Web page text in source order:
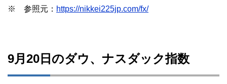
※ 参照元： https://nikkei225jp.com/fx/
9月20日のダウ、ナスダック指数